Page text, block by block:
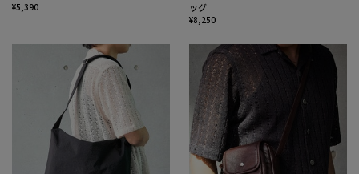
¥5,390
ッグ
¥8,250